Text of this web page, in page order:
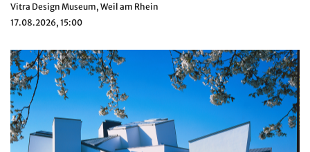
Vitra Design Museum, Weil am Rhein
17.08.2026, 15:00